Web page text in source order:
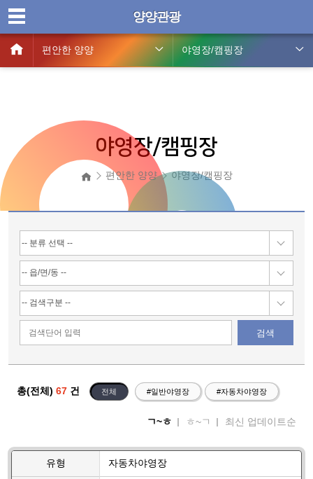
양양관광
편안한 양양 야영장/캠핑장
야영장/캠핑장
편안한 양양 야영장/캠핑장
검색
총(전체) 67 건 전체 #일반야영장 #자동차야영장
ㄱ~ㅎ ㅎ~ㄱ 최신 업데이트순
유형 자동차야영장